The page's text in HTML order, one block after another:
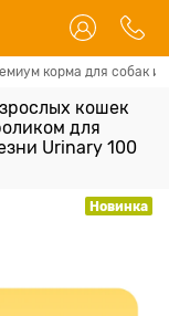
корма для собак и
кошек
для
Urinary 100
Новинка